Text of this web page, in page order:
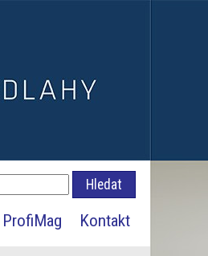
ProfiMag Kontakt